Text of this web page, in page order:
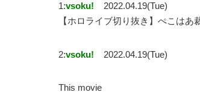
1:vsoku!
2022.04.19(Tue)
【ホロライブ切り抜き】ぺこは
2:vsoku! 2022.04.19(Tue)
This movie